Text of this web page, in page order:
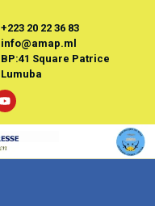
+223 20 22 36 83
info@amap.ml
BP:41 Square Patrice
Lumuba